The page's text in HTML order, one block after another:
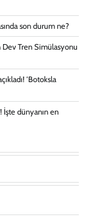
son durum ne?
Dev Tren Simülasyonu
‘Botoksla
dünyanın en